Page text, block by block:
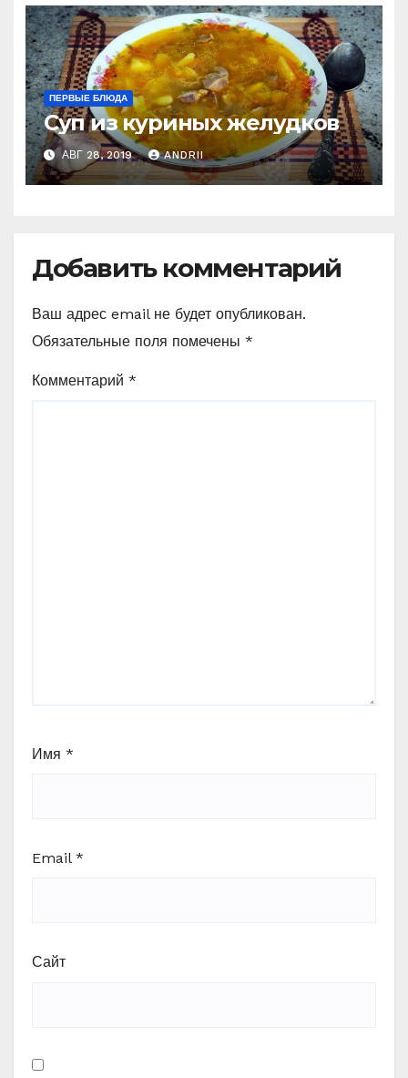
ПЕРВЫЕ БЛЮДА
Суп из куриных желудков
АВГ 28, 2019 ANDRII
Добавить комментарий
Ваш адрес email не будет опубликован.
Обязательные поля помечены *
Комментарий *
Имя *
Email *
Сайт